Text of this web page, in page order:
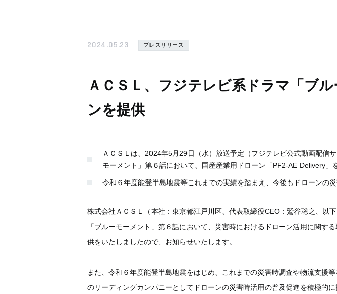
2024.05.23 プレスリリース
ＡＣＳＬ、フジテレビ系ドラマ「ブ
ンを提供
ＡＣＳＬは、2024年5月29日（水）放送予定（フジテレビ公式動画配
モーメント」第６話において、国産産業用ドローン「PF2-AE Delivery」
令和６年度能登半島地震等これまでの実績を踏まえ、今後もドローンの
株式会社ＡＣＳＬ（本社：東京都江戸川区、代表取締役CEO：鷲谷聡之、以
「ブルーモーメント」第６話において、災害時におけるドローン活用に関
供をいたしましたので、お知らせいたします。
また、令和６年度能登半島地震をはじめ、これまでの災害時調査や物流支援
のリーディングカンパニーとしてドローンの災害時活用の普及促進を積極的に